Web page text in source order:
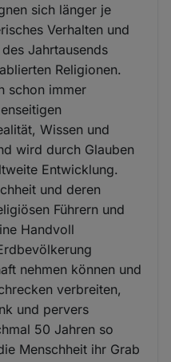
sich länger je
Verhalten und
Jahrtausends
Religionen.
schon immer
Wissen und
wird durch Glauben
Entwicklung.
und deren
Führern und
Handvoll
nehmen können und
verbreiten,
und pervers
50 Jahren so
Menschheit ihr Grab